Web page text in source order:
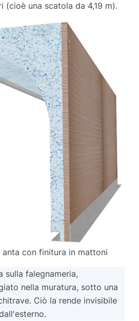
(cioè una scatola da 4,19 m).
anta con finitura in mattoni
sulla falegnameria,
nella muratura, sotto una
Ciò la rende invisibile